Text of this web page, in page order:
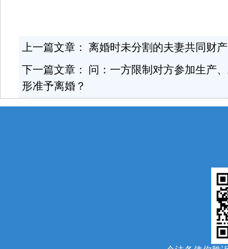
上一篇文章： 离婚时未分割的夫妻共同财
下一篇文章： 问：一方限制对方参加生产
形准予离婚？